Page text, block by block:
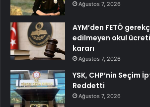
Ağustos 7, 2026
AYM’den FETÖ
edilmeyen okul
kararı
Ağustos 7, 2026
YSK, CHP’nin Seçim
Reddetti
Ağustos 7, 2026